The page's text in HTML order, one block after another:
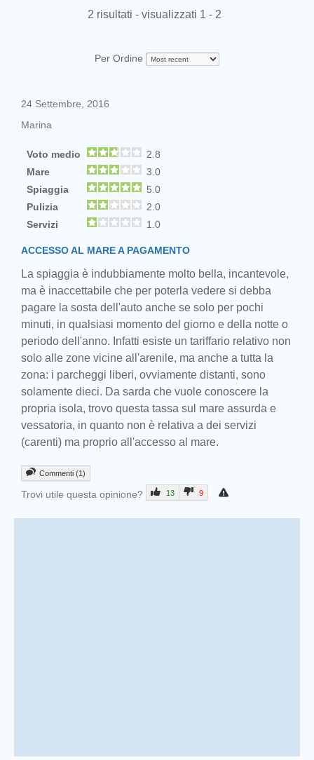
2 risultati - visualizzati 1 - 2
Per Ordine
24 Settembre, 2016
Marina
Voto medio
2.8
Mare
3.0
Spiaggia
5.0
Pulizia
2.0
Servizi
1.0
ACCESSO AL MARE A PAGAMENTO
La spiaggia è indubbiamente molto bella, incantevole,
ma è inaccettabile che per poterla vedere si debba
pagare la sosta dell'auto anche se solo per pochi
minuti, in qualsiasi momento del giorno e della notte o
periodo dell'anno. Infatti esiste un tariffario relativo non
solo alle zone vicine all'arenile, ma anche a tutta la
zona: i parcheggi liberi, ovviamente distanti, sono
solamente dieci. Da sarda che vuole conoscere la
propria isola, trovo questa tassa sul mare assurda e
vessatoria, in quanto non è relativa a dei servizi
(carenti) ma proprio all'accesso al mare.
Commenti (1)
Trovi utile questa opinione? 13 9